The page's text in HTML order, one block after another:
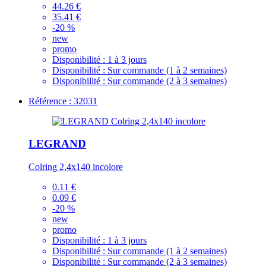
44.26 €
35.41 €
-20 %
new
promo
Disponibilité : 1 à 3 jours
Disponibilité : Sur commande (1 à 2 semaines)
Disponibilité : Sur commande (2 à 3 semaines)
Référence : 32031
LEGRAND
Colring 2,4x140 incolore
0.11 €
0.09 €
-20 %
new
promo
Disponibilité : 1 à 3 jours
Disponibilité : Sur commande (1 à 2 semaines)
Disponibilité : Sur commande (2 à 3 semaines)